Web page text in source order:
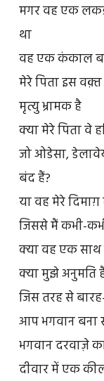
मगर वह एक
था
वह एक कंकाल
मेरे पिता इस
मृत्यु भ्रामक है
क्या मेरे पिता वे
जो ओडेसा,
बंद हैं?
या वह मेरे
जिससे मैं कभी-
क्या वह एक साथ
क्या मुझे अनुमति
जिस तरह से
आप भगवान बना
भगवान दरवाज़े
दीवार में एक